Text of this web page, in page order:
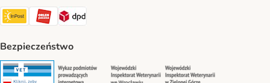
Paczkomat® Shipping Method
ORLEN Paczka Shipping Method
DPD Shipping Method
Bezpieczeństwo
Security Security Security